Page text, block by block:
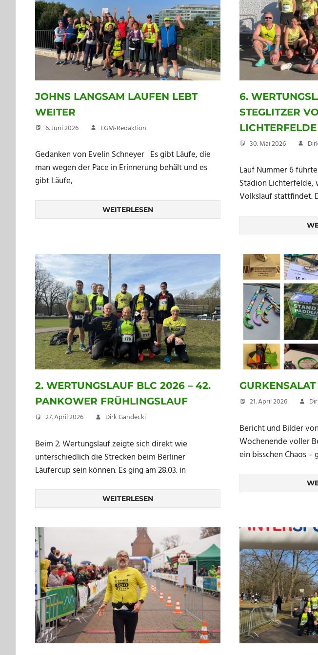
JOHNS LANGSAM LAUFEN LEBT
WEITER
6. Juni 2026 LGM-Redaktion
Gedanken von Evelin Schneyer Es gibt Läufe, die
man wegen der Pace in Erinnerung behält und es
gibt Läufe,
WEITERLESEN
6.
STEGLITZER
30. Mai 2026
Lauf Nummer 6
Stadion Lichterfelde,
Volkslauf stattfindet.
2. WERTUNGSLAUF BLC 2026 – 42.
PANKOWER FRÜHLINGSLAUF
27. April 2026 Dirk Gandecki
Beim 2. Wertungslauf zeigte sich direkt wie
unterschiedlich die Strecken beim Berliner
Läufercup sein können. Es ging am 28.03. in
WEITERLESEN
21. April 2026
Bericht und Bilder
Wochenende voller
ein bisschen Chaos –